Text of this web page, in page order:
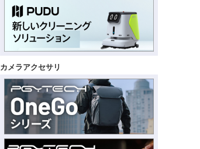
カメラアクセサリ